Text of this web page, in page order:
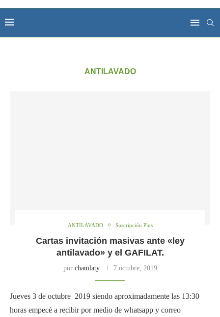
ANTILAVADO
ANTILAVADO Suscripción Plus
Cartas invitación masivas ante «ley
antilavado» y el GAFILAT.
por chamlaty 7 octubre, 2019
Jueves 3 de octubre 2019 siendo aproximadamente las 13:30
horas empecé a recibir por medio de whatsapp y correo